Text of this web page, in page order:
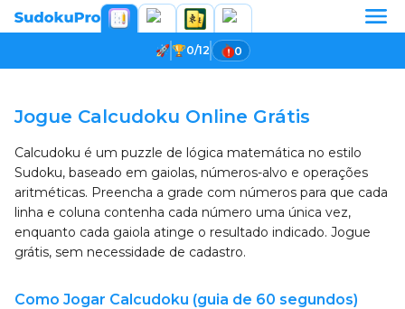
0/12 0
Jogue Calcudoku Online Grátis
Calcudoku é um puzzle de lógica matemática no estilo
Sudoku, baseado em gaiolas, números-alvo e operações
aritméticas. Preencha a grade com números para que cada
linha e coluna contenha cada número uma única vez,
enquanto cada gaiola atinge o resultado indicado. Jogue
grátis, sem necessidade de cadastro.
Como Jogar Calcudoku (guia de 60 segundos)